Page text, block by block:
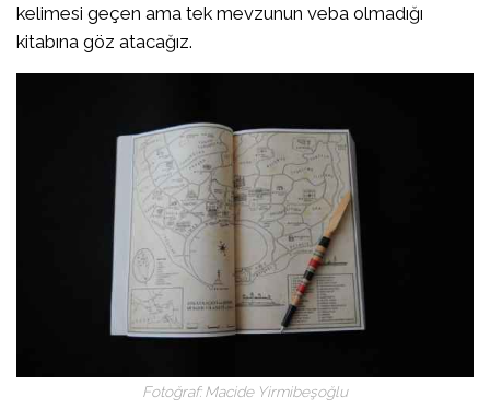
kelimesi geçen ama tek mevzunun veba olmadığı
kitabına göz atacağız.
Fotoğraf: Macide Yirmibeşoğlu